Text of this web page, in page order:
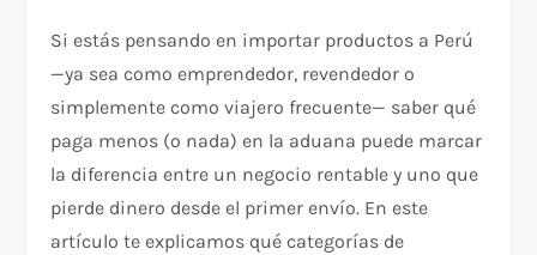
Si estás pensando en importar productos a Perú
—ya sea como emprendedor, revendedor o
simplemente como viajero frecuente— saber qué
paga menos (o nada) en la aduana puede marcar
la diferencia entre un negocio rentable y uno que
pierde dinero desde el primer envío. En este
artículo te explicamos qué categorías de